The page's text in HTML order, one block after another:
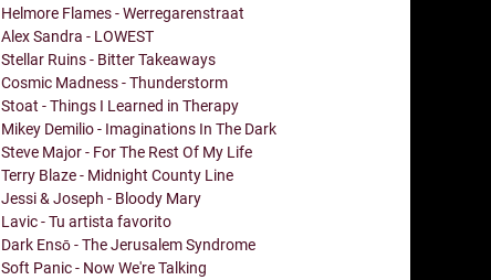
Helmore Flames - Werregarenstraat
Alex Sandra - LOWEST
Stellar Ruins - Bitter Takeaways
Cosmic Madness - Thunderstorm
Stoat - Things I Learned in Therapy
Mikey Demilio - Imaginations In The Dark
Steve Major - For The Rest Of My Life
Terry Blaze - Midnight County Line
Jessi & Joseph - Bloody Mary
Lavic - Tu artista favorito
Dark Ensō - The Jerusalem Syndrome
Soft Panic - Now We're Talking